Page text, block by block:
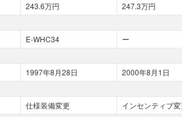
243.6万円 247.3万円
E-WHC34 ー
1997年8月28日 2000年8月1日
仕様装備変更 インセンティブ変